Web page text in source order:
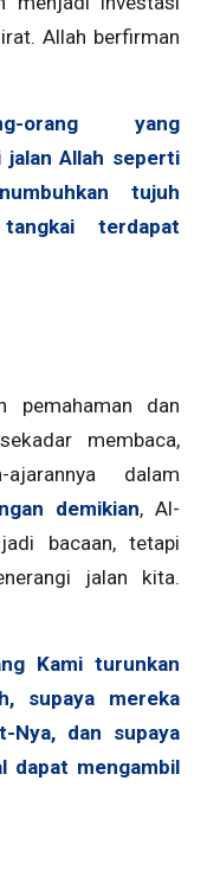
Allah berfirman
orang yang
jalan Allah seperti
tujuh
terdapat
pemahaman dan
membaca,
dalam
demikian, Al-
bacaan, tetapi
jalan kita.
Kami turunkan
supaya mereka
Nya, dan supaya
dapat mengambil